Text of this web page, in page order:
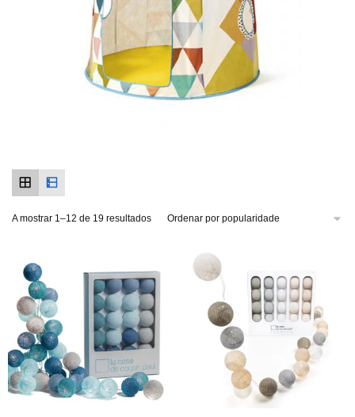
A mostrar 1–12 de 19 resultados